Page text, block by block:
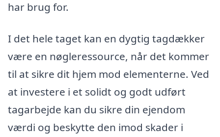
har brug for.
I det hele taget kan en dygtig tagdækker
være en nøgleressource, når det kommer
til at sikre dit hjem mod elementerne. Ved
at investere i et solidt og godt udført
tagarbejde kan du sikre din ejendom
værdi og beskytte den imod skader i